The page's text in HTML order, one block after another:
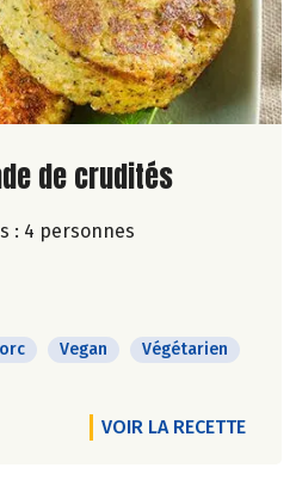
de crudités
: 4 personnes
Vegan Végétarien
VOIR LA RECETTE